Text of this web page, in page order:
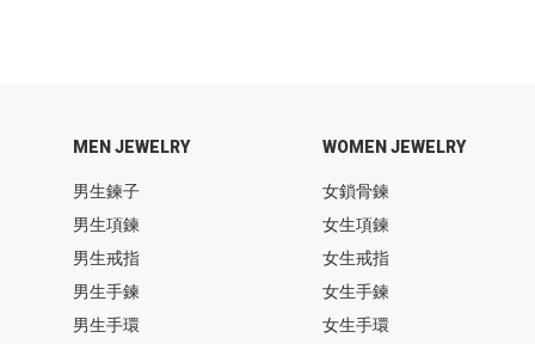
MEN JEWELRY
男生鍊子
男生項鍊
男生戒指
男生手鍊
男生手環
WOMEN JEWELRY
女鎖骨鍊
女生項鍊
女生戒指
女生手鍊
女生手環